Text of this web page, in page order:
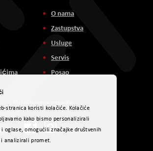
O nama
Zastupstva
Usluge
Servis
Posao
Društvene mreže
stranica koristi kolačiće. Kolačiće
kako bismo personalizirali
i oglase, omogućili značajke društvenih
analizirali promet.